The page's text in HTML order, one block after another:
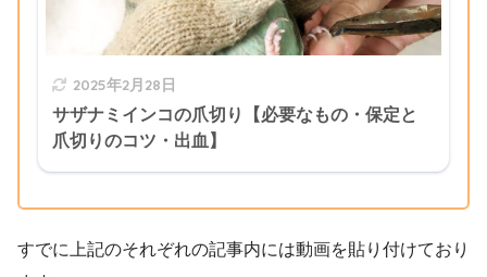
2025年2月28日
サザナミインコの爪切り【必要なもの・保定と
爪切りのコツ・出血】
すでに上記のそれぞれの記事内には動画を貼り付けており